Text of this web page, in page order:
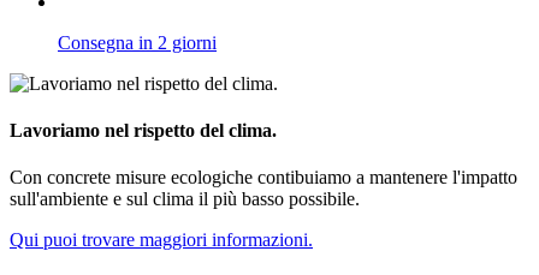
Consegna in 2 giorni
Lavoriamo nel rispetto del clima.
Con concrete misure ecologiche contibuiamo a mantenere l'impatto
sull'ambiente e sul clima il più basso possibile.
Qui puoi trovare maggiori informazioni.